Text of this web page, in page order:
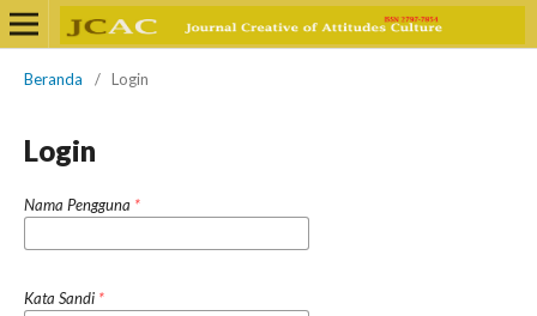
Beranda / Login
Login
Nama Pengguna *
Kata Sandi *